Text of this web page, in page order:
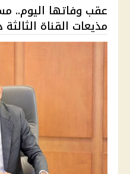
عقب وفاتها اليوم..
مذيعات القناة